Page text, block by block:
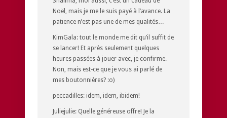
Noël, mais je me le suis payé à l’avance. La
patience n’est pas une de mes qualités…
KimGala: tout le monde me dit qu’il suffit de
se lancer! Et après seulement quelques
heures passées à jouer avec, je confirme.
Non, mais est-ce que je vous ai parlé de
mes boutonnières? :o)
peccadilles: idem, idem, ibidem!
Juliejulie: Quelle généreuse offre! Je la